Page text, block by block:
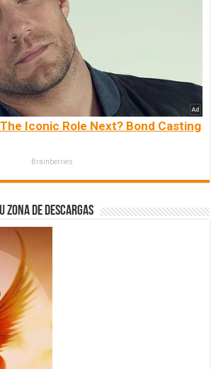
Iconic Role Next? Bond Casting
Brainberries
zona de Descargas